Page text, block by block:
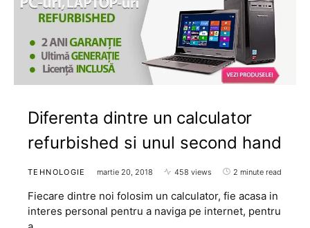
Diferenta dintre un calculator
refurbished si unul second hand
TEHNOLOGIE martie 20, 2018 458 views 2 minute read
Fiecare dintre noi folosim un calculator, fie acasa in
interes personal pentru a naviga pe internet, pentru